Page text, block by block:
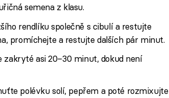
semena z klasu.
rendlíku společně s cibulí a restujte
promíchejte a restujte dalších pár minut.
asi 20–30 minut, dokud není
polévku solí, pepřem a poté rozmixujte